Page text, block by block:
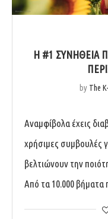
Η #1 ΣΥΝΗΘΕΙΑ
by The
Αναμφίβολα έχεις
χρήσιμες συμβουλές
βελτιώνουν την
Από τα 10.000 βήματα